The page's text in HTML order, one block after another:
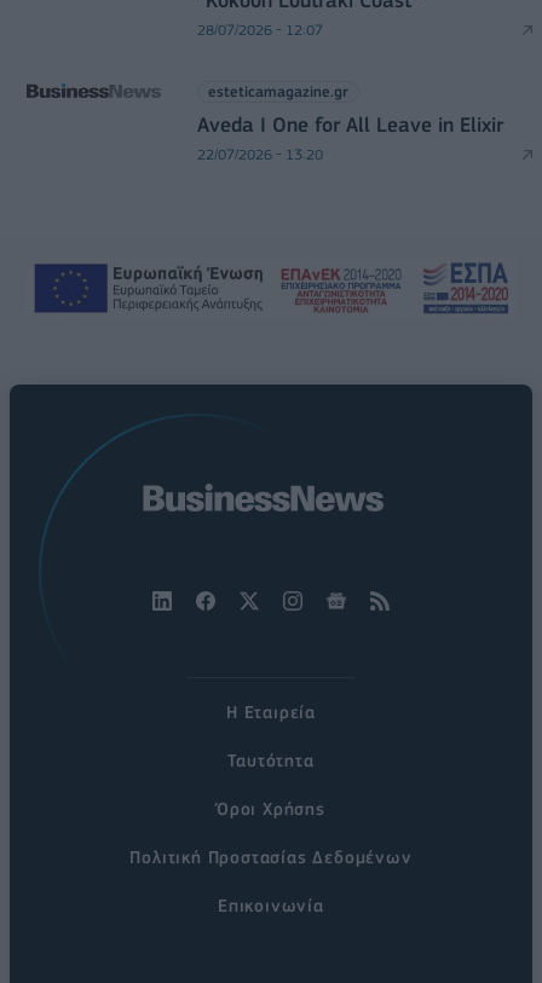
28/07/2026 - 12:07
esteticamagazine.gr
Aveda I One for All Leave in Elixir
22/07/2026 - 13:20
Η Εταιρεία
Ταυτότητα
Όροι Χρήσης
Πολιτική Προστασίας Δεδομένων
Επικοινωνία